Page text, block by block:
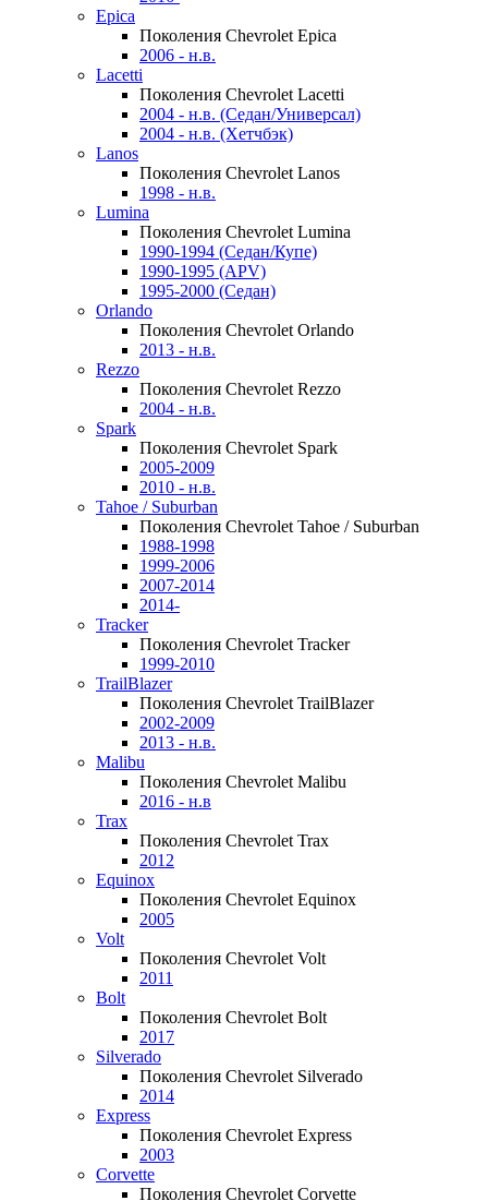
Epica
Поколения Chevrolet Epica
2006 - н.в.
Lacetti
Поколения Chevrolet Lacetti
2004 - н.в. (Седан/Универсал)
2004 - н.в. (Хетчбэк)
Lanos
Поколения Chevrolet Lanos
1998 - н.в.
Lumina
Поколения Chevrolet Lumina
1990-1994 (Седан/Купе)
1990-1995 (APV)
1995-2000 (Седан)
Orlando
Поколения Chevrolet Orlando
2013 - н.в.
Rezzo
Поколения Chevrolet Rezzo
2004 - н.в.
Spark
Поколения Chevrolet Spark
2005-2009
2010 - н.в.
Tahoe / Suburban
Поколения Chevrolet Tahoe / Suburban
1988-1998
1999-2006
2007-2014
2014-
Tracker
Поколения Chevrolet Tracker
1999-2010
TrailBlazer
Поколения Chevrolet TrailBlazer
2002-2009
2013 - н.в.
Malibu
Поколения Chevrolet Malibu
2016 - н.в
Trax
Поколения Chevrolet Trax
2012
Equinox
Поколения Chevrolet Equinox
2005
Volt
Поколения Chevrolet Volt
2011
Bolt
Поколения Chevrolet Bolt
2017
Silverado
Поколения Chevrolet Silverado
2014
Express
Поколения Chevrolet Express
2003
Corvette
Поколения Chevrolet Corvette